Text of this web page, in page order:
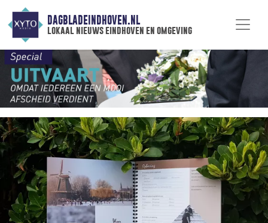
DAGBLADEINDHOVEN.NL
lokaal nieuws eindhoven en omgeving